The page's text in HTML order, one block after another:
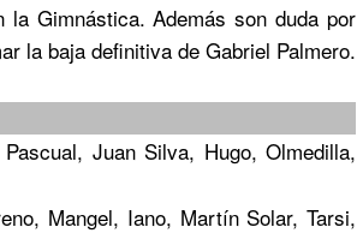
Gimnástica. Además son duda por
la baja definitiva de Gabriel Palmero.
Juan Silva, Hugo, Olmedilla,
Mangel, Iano, Martín Solar, Tarsi,